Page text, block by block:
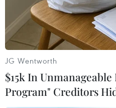
JG Wentworth
$15k In
Program" Creditors